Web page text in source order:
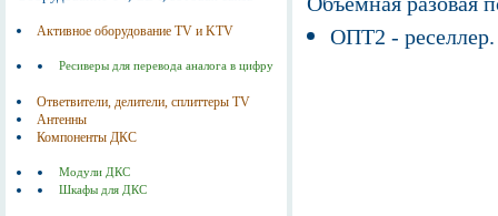
Активное оборудование TV и KTV
Ресиверы для перевода аналога в цифру
Ответвители, делители, сплиттеры TV
Антенны
Компоненты ДКС
Модули ДКС
Шкафы для ДКС
ОПТ2 -